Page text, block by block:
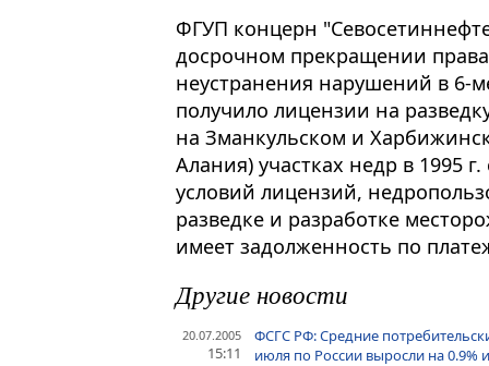
ФГУП концерн
досрочном прекращении
неустранения нарушений в 6-
получило лицензии на
на Зманкульском и
Алания) участках недр в 1995
условий лицензий,
разведке и разработке
имеет задолженность по
Другие новости
20.07.2005
15:11
ФСГС РФ: Средние
июля по России выросли на 0.9%